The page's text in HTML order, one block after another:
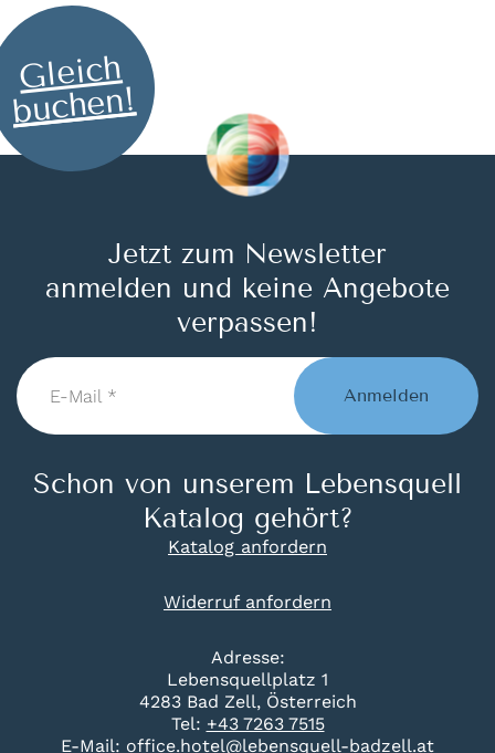
Gleich
buchen!
Adresse:
Lebensquellplatz 1
4283 Bad Zell, Österreich
Tel: +43 7263 7515
E-Mail: office.hotel@lebensquell-badzell.at
Jetzt zum Newsletter
anmelden und keine Angebote
verpassen!
E-
Mail
*
Anmelden
Schon von unserem Lebensquell
Katalog gehört?
Katalog anfordern
Widerruf anfordern